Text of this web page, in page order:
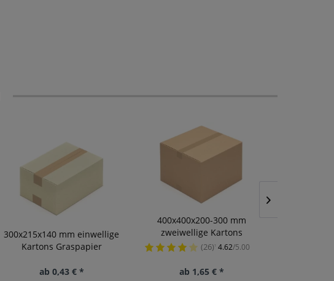
300x215x140 mm einwellige
Kartons Graspapier
ab 0,43 € *
400x400x200-300 mm
zweiwellige Kartons
(26)¹ 4.62/5.00
ab 1,65 € *